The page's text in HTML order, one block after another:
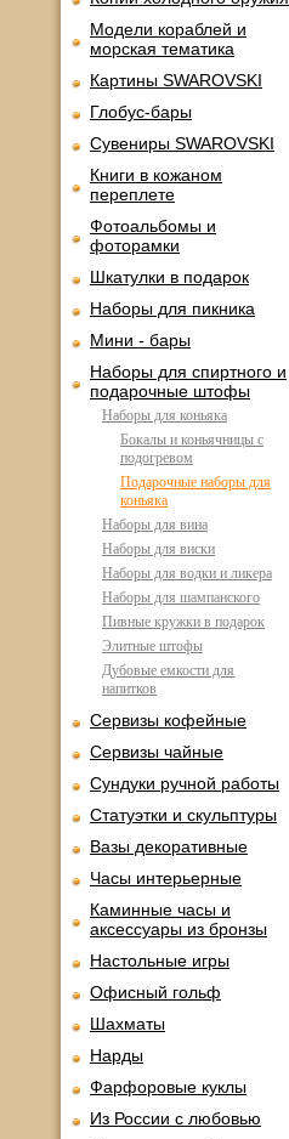
Модели кораблей и
морская тематика
Картины SWAROVSKI
Глобус-бары
Сувениры SWAROVSKI
Книги в кожаном
переплете
Фотоальбомы и
фоторамки
Шкатулки в подарок
Наборы для пикника
Мини - бары
Наборы для спиртного и
подарочные штофы
Наборы для коньяка
Бокалы и коньячницы с
подогревом
Подарочные наборы для
коньяка
Наборы для вина
Наборы для виски
Наборы для водки и ликера
Наборы для шампанского
Пивные кружки в подарок
Элитные штофы
Дубовые емкости для
напитков
Сервизы кофейные
Сервизы чайные
Сундуки ручной работы
Статуэтки и скульптуры
Вазы декоративные
Часы интерьерные
Каминные часы и
аксессуары из бронзы
Настольные игры
Офисный гольф
Шахматы
Нарды
Фарфоровые куклы
Из России с любовью